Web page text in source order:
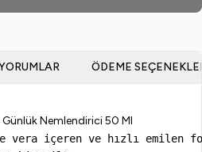
ÖDEME
Nemlendirici 50 Ml
vera içeren ve hızlı emilen